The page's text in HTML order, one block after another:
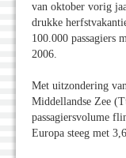
van oktober vorig
drukke
100.000 passagiers
2006.
Met uitzondering
Middellandse Zee
passagiersvolume
Europa steeg met